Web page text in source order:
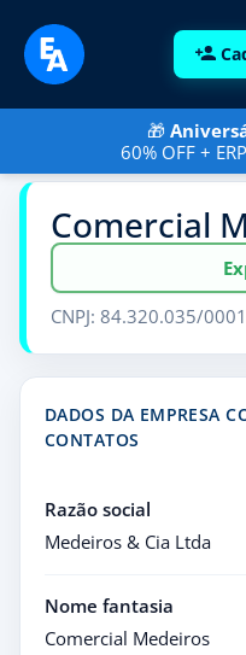
🎁
60% OFF +
Comercial
CNPJ: 84.320.035/
DADOS DA EMPRESA
CONTATOS
Razão social
Medeiros & Cia Ltda
Nome fantasia
Comercial Medeiros